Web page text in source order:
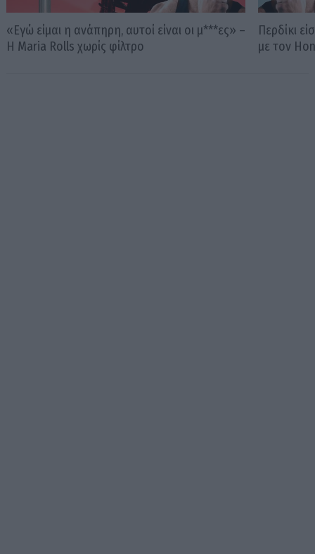
«Εγώ είμαι η ανάπηρη, αυτοί είναι οι μ***ες» –
Η Maria Rolls χωρίς φίλτρο
Περδίκι
με τον